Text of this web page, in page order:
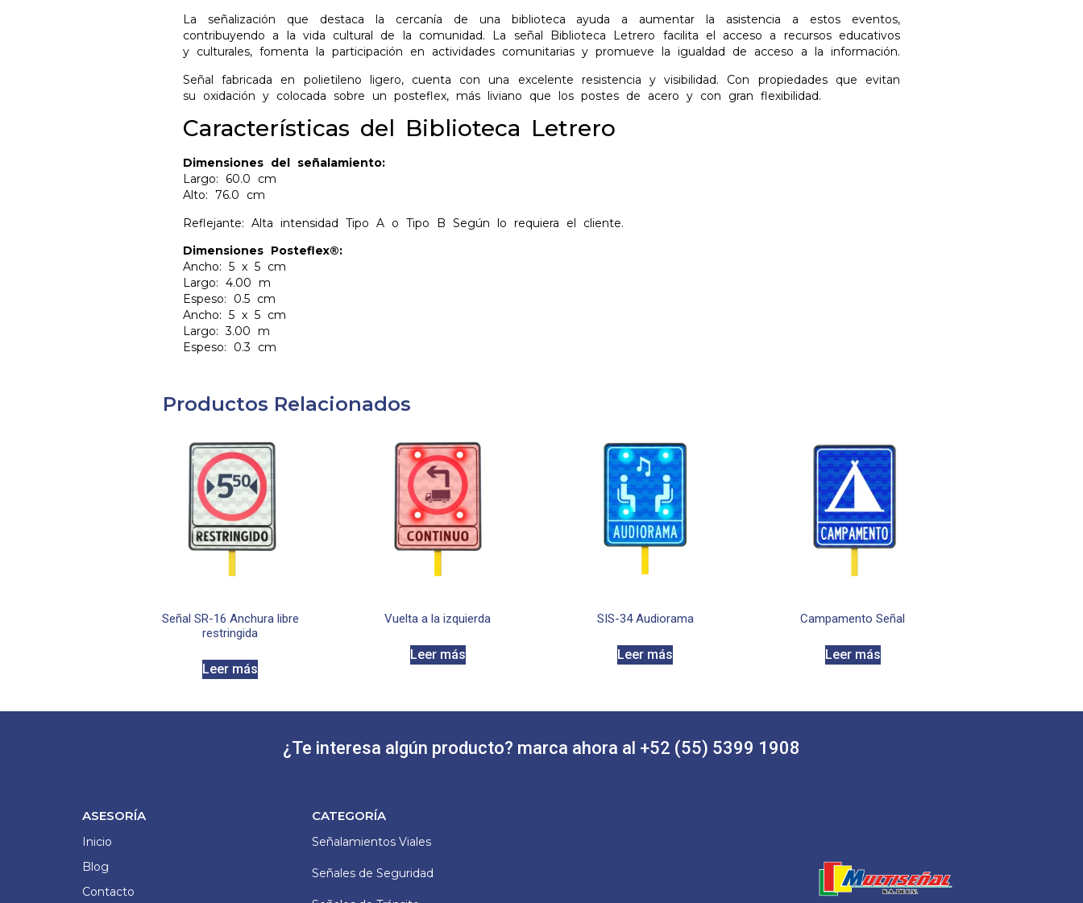
La señalización que destaca la cercanía de una biblioteca ayuda a aumentar la asistencia a estos eventos,
contribuyendo a la vida cultural de la comunidad. La señal Biblioteca Letrero facilita el acceso a recursos educativos
y culturales, fomenta la participación en actividades comunitarias y promueve la igualdad de acceso a la información.
Señal fabricada en polietileno ligero, cuenta con una excelente resistencia y visibilidad. Con propiedades que evitan
su oxidación y colocada sobre un posteflex, más liviano que los postes de acero y con gran flexibilidad.
Características del Biblioteca Letrero
Dimensiones del señalamiento:
Largo: 60.0 cm
Alto: 76.0 cm
Reflejante: Alta intensidad Tipo A o Tipo B Según lo requiera el cliente.
Dimensiones Posteflex®:
Ancho: 5 x 5 cm
Largo: 4.00 m
Espeso: 0.5 cm
Ancho: 5 x 5 cm
Largo: 3.00 m
Espeso: 0.3 cm
Productos Relacionados
Señal SR-16 Anchura libre
restringida
Leer más
Vuelta a la izquierda
Leer más
SIS-34 Audiorama
Leer más
Campamento Señal
Leer más
¿Te interesa algún producto? marca ahora al +52 (55) 5399 1908
ASESORÍA
Inicio
Blog
Contacto
CATEGORÍA
Señalamientos Viales
Señales de Seguridad